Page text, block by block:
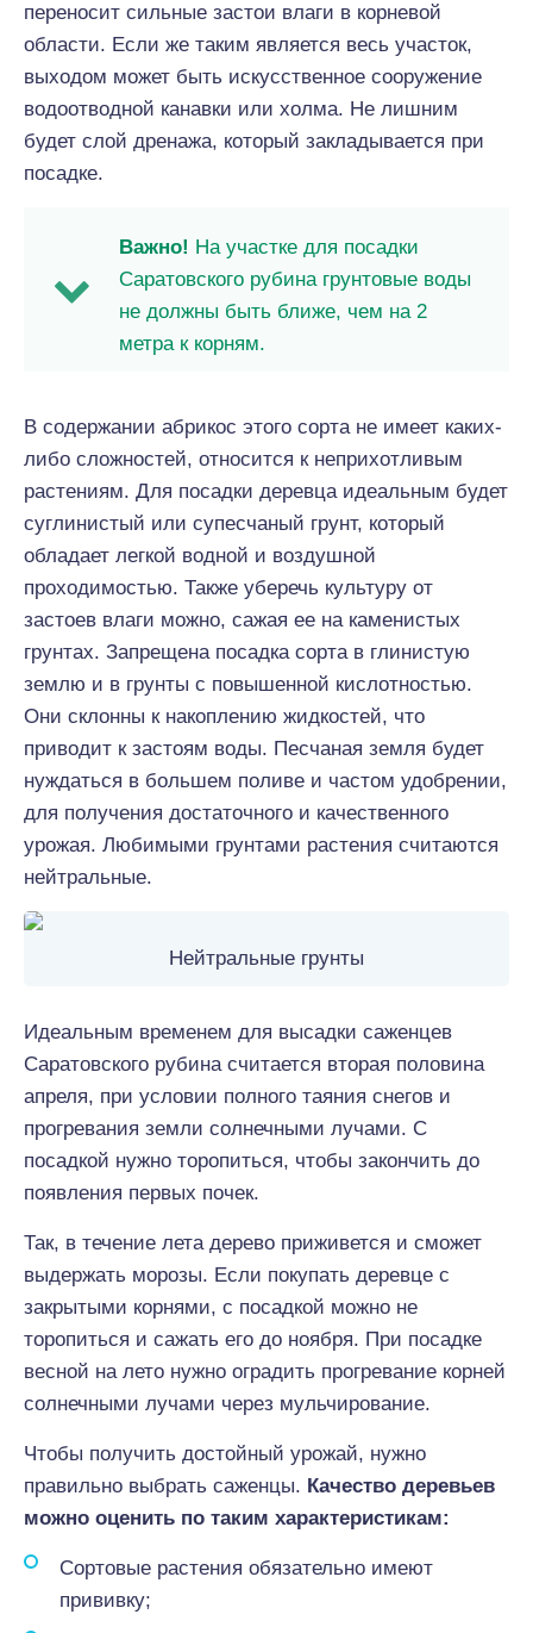
переносит сильные застои влаги в корневой
области. Если же таким является весь участок,
выходом может быть искусственное сооружение
водоотводной канавки или холма. Не лишним
будет слой дренажа, который закладывается при
посадке.
Важно! На участке для посадки
Саратовского рубина грунтовые воды
не должны быть ближе, чем на 2
метра к корням.
В содержании абрикос этого сорта не имеет каких-
либо сложностей, относится к неприхотливым
растениям. Для посадки деревца идеальным будет
суглинистый или супесчаный грунт, который
обладает легкой водной и воздушной
проходимостью. Также уберечь культуру от
застоев влаги можно, сажая ее на каменистых
грунтах. Запрещена посадка сорта в глинистую
землю и в грунты с повышенной кислотностью.
Они склонны к накоплению жидкостей, что
приводит к застоям воды. Песчаная земля будет
нуждаться в большем поливе и частом удобрении,
для получения достаточного и качественного
урожая. Любимыми грунтами растения считаются
нейтральные.
Нейтральные грунты
Идеальным временем для высадки саженцев
Саратовского рубина считается вторая половина
апреля, при условии полного таяния снегов и
прогревания земли солнечными лучами. С
посадкой нужно торопиться, чтобы закончить до
появления первых почек.
Так, в течение лета дерево приживется и сможет
выдержать морозы. Если покупать деревце с
закрытыми корнями, с посадкой можно не
торопиться и сажать его до ноября. При посадке
весной на лето нужно оградить прогревание корней
солнечными лучами через мульчирование.
Чтобы получить достойный урожай, нужно
правильно выбрать саженцы. Качество деревьев
можно оценить по таким характеристикам:
Сортовые растения обязательно имеют
прививку;